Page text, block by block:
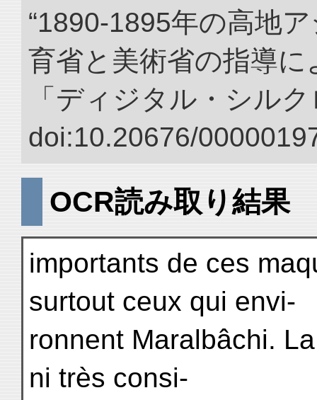
“1890-1895年の高地
育省と美術省の指導に
「ディジタル・シル
doi:10.20676/
OCR読み取り結果
importants de ces
surtout ceux qui envi-
ronnent Maralbâchi.
ni très consi-